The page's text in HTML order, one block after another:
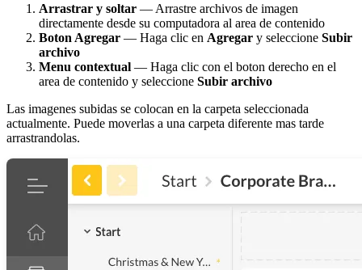
Arrastrar y soltar — Arrastre archivos de imagen
directamente desde su computadora al area de contenido
Boton Agregar — Haga clic en Agregar y seleccione Subir
archivo
Menu contextual — Haga clic con el boton derecho en el
area de contenido y seleccione Subir archivo
Las imagenes subidas se colocan en la carpeta seleccionada
actualmente. Puede moverlas a una carpeta diferente mas tarde
arrastrandolas.